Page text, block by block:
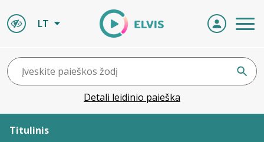
LT
Detali leidinio paieška
Titulinis